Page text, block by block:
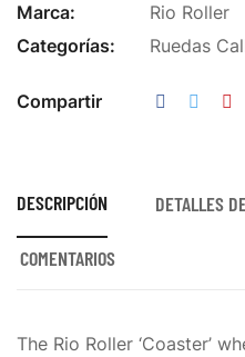
Marca:
Rio Roller
Categorías:
Ruedas
Compartir
DESCRIPCIÓN DETALLES
COMENTARIOS
The Rio Roller ‘Coaster’